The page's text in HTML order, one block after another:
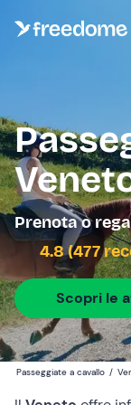
Prenota o
4.8 (477
Scopri le
Passeggiate a cavallo /